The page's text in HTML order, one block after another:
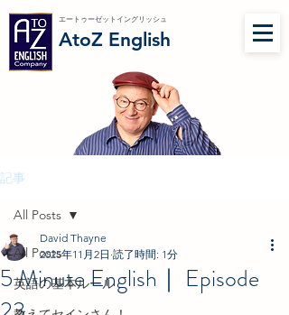
AtoZ English
エートゥーゼットイングリッシュ
記事
All Posts
英語の基本ルール
All Posts
5 Minute English｜ Episode
David Thayne
2025年11月2日 読了時間: 1分